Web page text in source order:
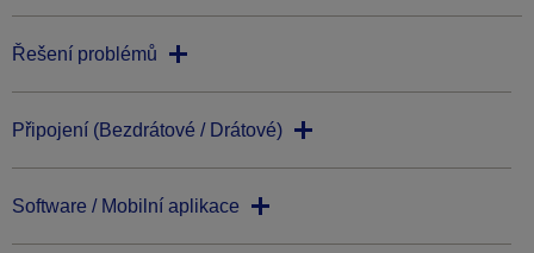
Řešení problémů
Připojení (Bezdrátové / Drátové)
Software / Mobilní aplikace